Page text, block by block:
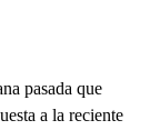
pasada que
a la reciente